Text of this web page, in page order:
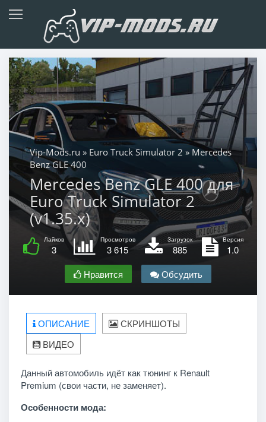
Vip-Mods.ru » Euro Truck Simulator 2 » Mercedes
Benz GLE 400
Mercedes Benz GLE 400 для
Euro Truck Simulator 2
(v1.35.x)
Лайков
3
Просмотров
3 615
Загрузок
885
Версия
1.0
Нравится
Обсудить
ОПИСАНИЕ
СКРИНШОТЫ
ВИДЕО
Данный автомобиль идёт как тюнинг к Renault
Premium (свои части, не заменяет).
Особенности мода: